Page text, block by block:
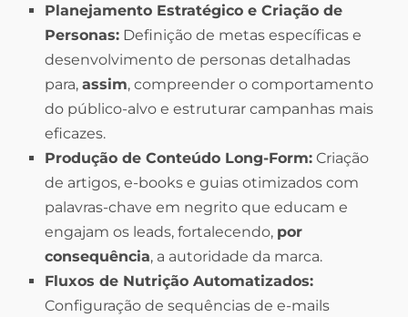
Planejamento Estratégico e Criação de
Personas: Definição de metas específicas e
desenvolvimento de personas detalhadas
para, assim, compreender o comportamento
do público-alvo e estruturar campanhas mais
eficazes.
Produção de Conteúdo Long-Form: Criação
de artigos, e-books e guias otimizados com
palavras-chave em negrito que educam e
engajam os leads, fortalecendo, por
consequência, a autoridade da marca.
Fluxos de Nutrição Automatizados:
Configuração de sequências de e-mails